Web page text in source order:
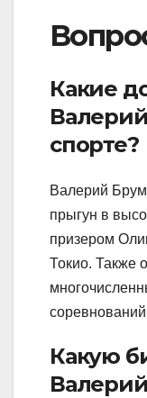
Какие
спорте?
Валерий
прыгун в
призером
Токио. Также
Какую